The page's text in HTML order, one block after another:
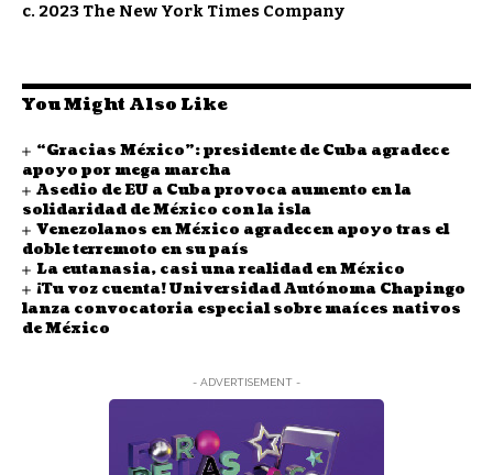
c. 2023 The New York Times Company
You Might Also Like
“Gracias México”: presidente de Cuba agradece
apoyo por mega marcha
Asedio de EU a Cuba provoca aumento en la
solidaridad de México con la isla
Venezolanos en México agradecen apoyo tras el
doble terremoto en su país
La eutanasia, casi una realidad en México
¡Tu voz cuenta! Universidad Autónoma Chapingo
lanza convocatoria especial sobre maíces nativos
de México
- ADVERTISEMENT -